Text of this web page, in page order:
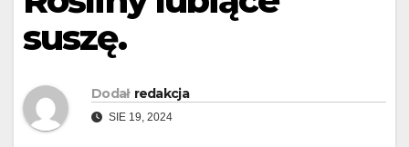
suszę.
Dodał redakcja
SIE 19, 2024